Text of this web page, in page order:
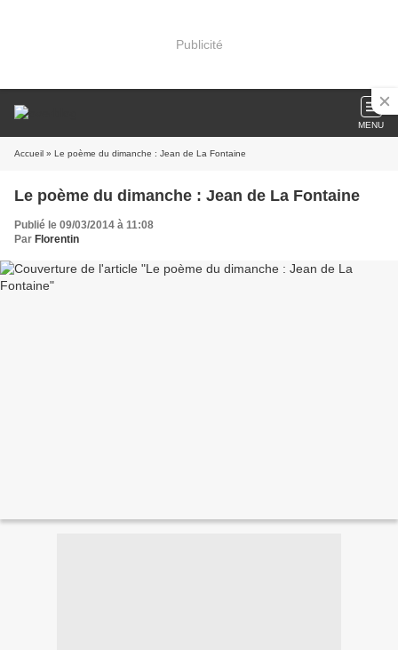
Publicité
MENU
Accueil » Le poème du dimanche : Jean de La Fontaine
Le poème du dimanche : Jean de La Fontaine
Publié le 09/03/2014 à 11:08
Par Florentin